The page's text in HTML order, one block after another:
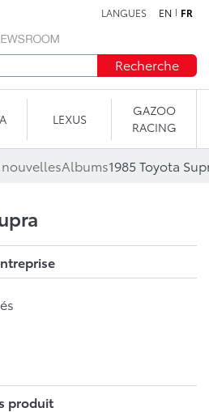
LANGUES EN FR
Recherche
LEXUS
GAZOO
RACING
Albums1985 Toyota
produit